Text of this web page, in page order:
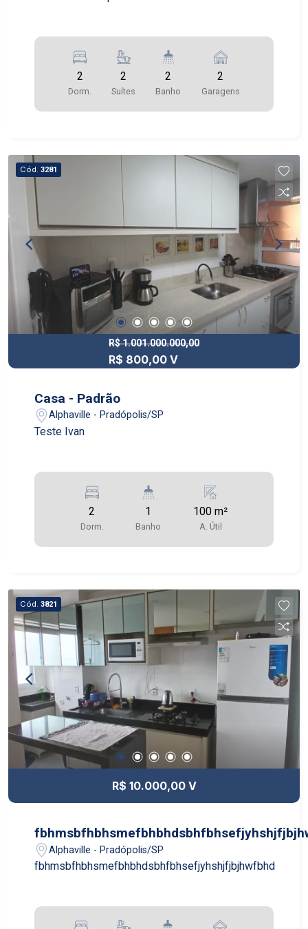
2
Dorm.
2
Suítes
2
Banho
2
Garagens
Cód. 3281
R$ 1.001.000.000,00
R$ 800,00 V
Casa - Padrão
Alphaville - Pradópolis/SP
Teste Ivan
2
Dorm.
1
Banho
100 m²
A. Útil
Cód. 3821
R$ 10.000,00 V
Alphaville - Pradópolis/SP
fbhmsbfhbhsmefbhbhdsbhfbhsefjyhshjfjbjhwfbhd